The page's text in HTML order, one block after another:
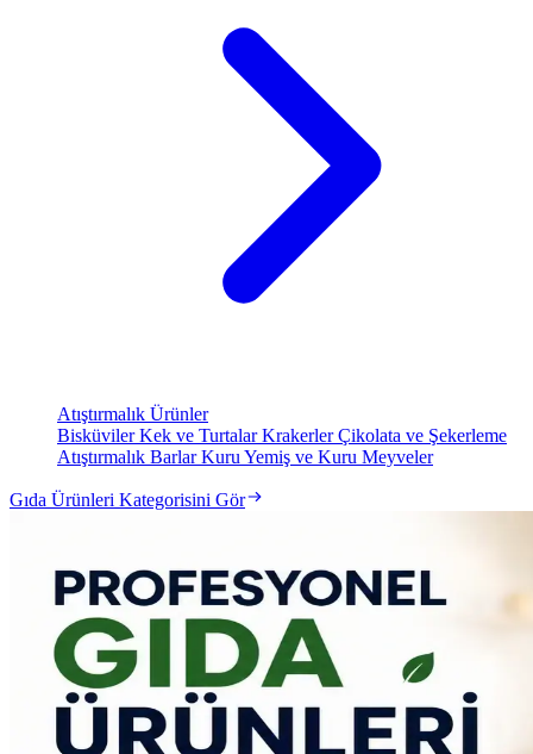
Atıştırmalık Ürünler
BisküvilerKek ve TurtalarKrakerlerÇikolata ve Şekerleme
Atıştırmalık BarlarKuru Yemiş ve Kuru Meyveler
Gıda Ürünleri Kategorisini Gör